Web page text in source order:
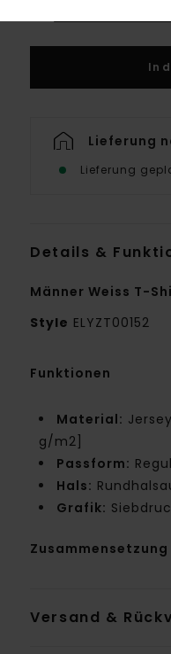
In
Lieferung
Lieferung
Details &
Männer Weiss T-
Style ELYZT00152
Funktionen
Material:
g/m2]
Passform:
Hals:
Grafik:
Zusammensetzung
Versand &